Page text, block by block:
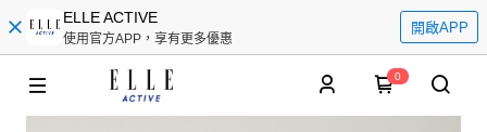
ELLE ACTIVE
使用官方APP，享有更多優惠
開啟APP
0